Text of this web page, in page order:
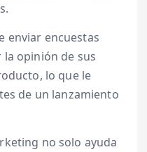
enviar encuestas
opinión de sus
lo que le
de un lanzamiento
no solo ayuda